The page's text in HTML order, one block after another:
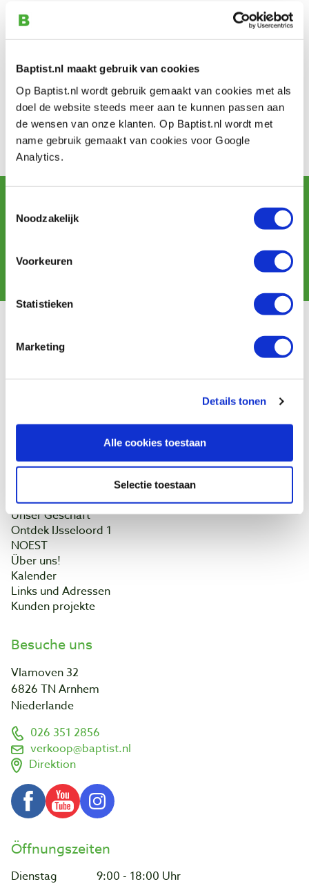
Baptist.nl maakt gebruik van cookies
Op Baptist.nl wordt gebruik gemaakt van cookies met als
doel de website steeds meer aan te kunnen passen aan
de wensen van onze klanten. Op Baptist.nl wordt met
name gebruik gemaakt van cookies voor Google
Analytics.
Noodzakelijk
Voorkeuren
Statistieken
Marketing
Details tonen
Alle cookies toestaan
Selectie toestaan
donderdag 31 mei: 17.00-24.00 uur
vrijdag 1 juni: 16.00-24.00 uur
zondag 3 juni: 12.00-21.00 uur
Smaakvol Arnhem, het gezelligste open-lucht-
restaurant van Arnhem! De toegang is gratis!
Kontakt
Bezoek hier de website van Smaakvol Arnhem...
Datenschutzerklärung
Kundeninformation
Baptist Arnheim
Unser Geschäft
Ontdek IJsseloord 1
NOEST
Über uns!
Kalender
Links und Adressen
Kunden projekte
Besuche uns
Vlamoven 32
6826 TN Arnhem
Niederlande
026 351 2856
verkoop@baptist.nl
Direktion
Öffnungszeiten
Dienstag 9:00 - 18:00 Uhr